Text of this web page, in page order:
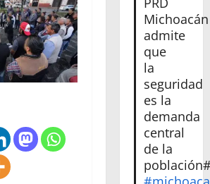
Michoacán
admite
que
la
seguridad
es la
demanda
central
de la